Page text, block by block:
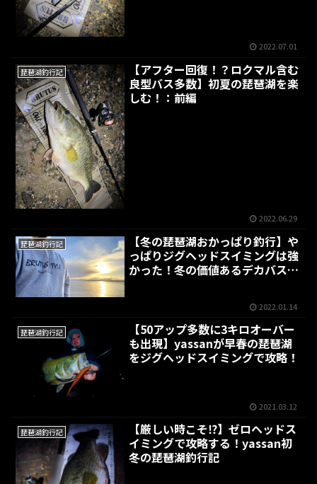
2022.07.01
琵琶湖釣行記
【アフター回復！？ロクマル含む
良型バス多数】初夏の琵琶湖を楽
しむ！：前編
2022.06.29
琵琶湖釣行記
【冬の琵琶湖おかっぱり釣行】や
っぱりジグヘッドスイミングは強
かった！冬の価値あるデカバスを
2022.01.14
琵琶湖釣行記
【50アップ多数に3キロオーバー
も出現】yassanが早春の琵琶湖
をジグヘッドスイミングで攻略！
2021.03.12
琵琶湖釣行記
【厳しい時こそ⁉】ゼロヘッドス
イミングで攻略する！yassan初
冬の琵琶湖釣行記